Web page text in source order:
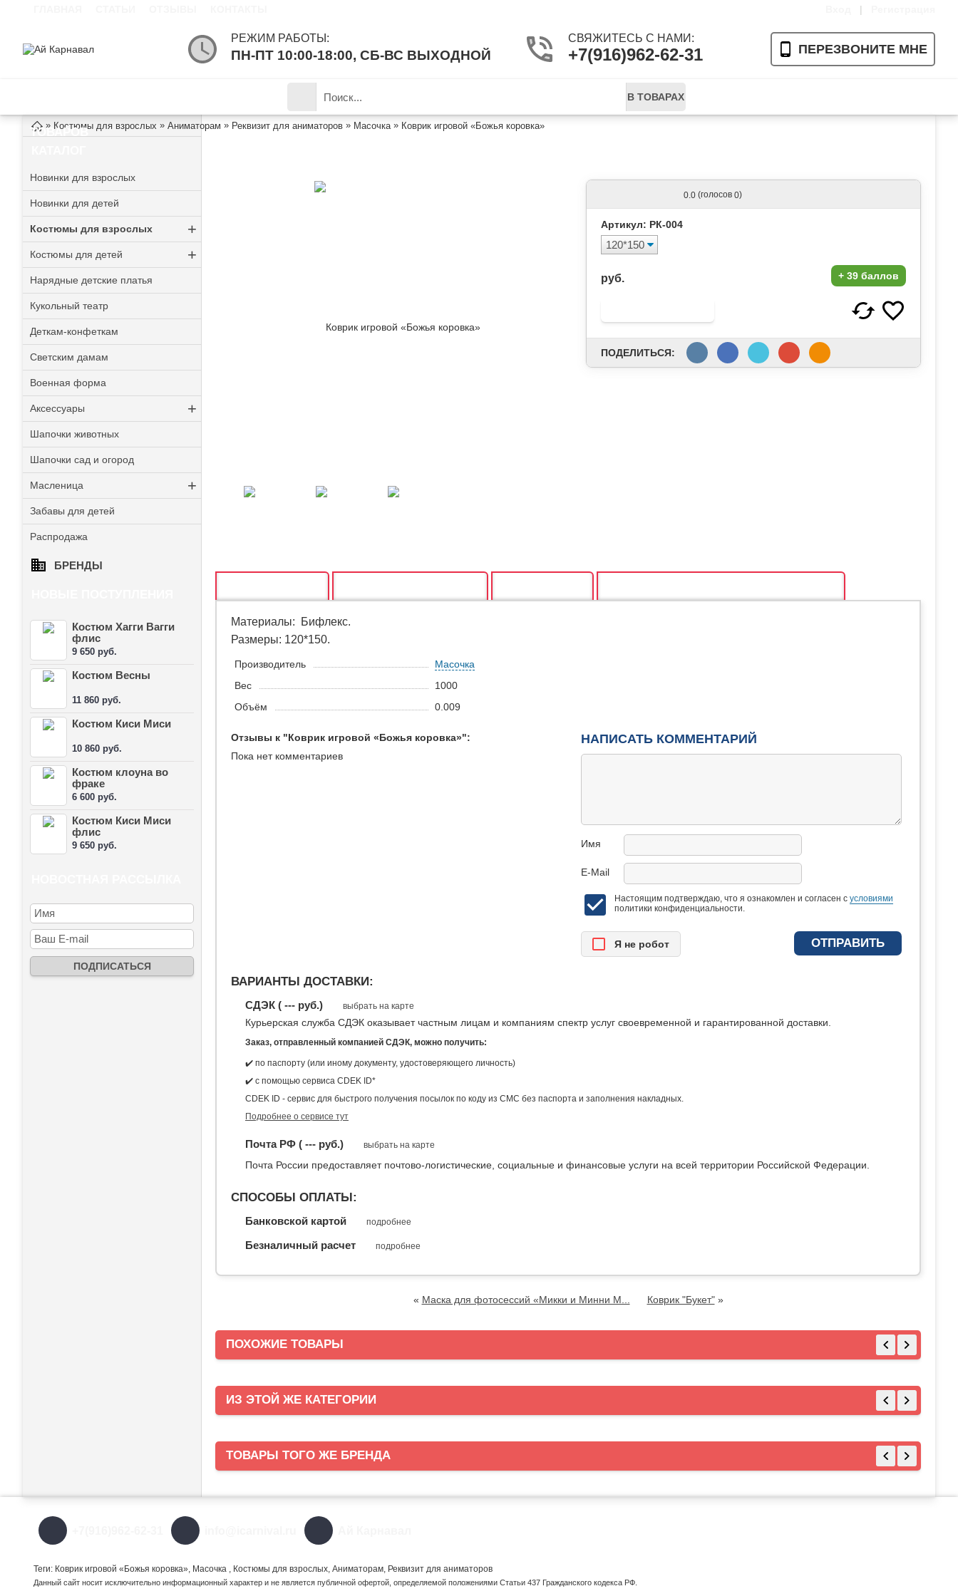
|
РЕЖИМ РАБОТЫ:
ПН-ПТ 10:00-18:00, СБ-ВС ВЫХОДНОЙ
СВЯЖИТЕСЬ С НАМИ:
+7(916)962-62-31 ПЕРЕЗВОНИТЕ МНЕ
ТОВАРОВ
В ТОВАРАХ
» Костюмы для взрослых » Аниматорам » Реквизит для аниматоров » Масочка » Коврик игровой «Божья коровка»
Новинки для взрослых
Новинки для детей
Костюмы для взрослых +
Костюмы для детей +
Нарядные детские платья
Кукольный театр
Деткам-конфеткам
Светским дамам
Военная форма
Аксессуары +
Шапочки животных
Шапочки сад и огород
Масленица +
Забавы для детей
Распродажа
БРЕНДЫ
Костюм Хагги Вагги
флис
9 650 руб.
Костюм Весны
11 860 руб.
Костюм Киси Миси
10 860 руб.
Костюм клоуна во
фраке
6 600 руб.
Костюм Киси Миси
флис
9 650 руб.
0.0 (голосов 0)
Артикул: РК-004
руб. + 39 баллов
ПОДЕЛИТЬСЯ:
Материалы:
Бифлекс.
Размеры: 120*150.
Производитель
Масочка
Вес
1000
Объём
0.009
Отзывы к "Коврик игровой «Божья коровка»":
Пока нет комментариев
НАПИСАТЬ КОММЕНТАРИЙ
Имя
E-Mail
Настоящим подтверждаю, что я ознакомлен и согласен с условиями
политики конфиденциальности.
Я нe рoбoт
ВАРИАНТЫ ДОСТАВКИ:
СДЭК ( --- руб.) выбрать на карте
Курьерская служба СДЭК оказывает частным лицам и компаниям спектр услуг своевременной и гарантированной доставки.
Заказ, отправленный компанией СДЭК, можно получить:
✔️ по паспорту (или иному документу, удостоверяющего личность)
✔️ с помощью сервиса CDEK ID*
CDEK ID - сервис для быстрого получения посылок по коду из СМС без паспорта и заполнения накладных.
Подробнее о сервисе тут
Почта РФ ( --- руб.) выбрать на карте
Почта России предоставляет почтово-логистические, социальные и финансовые услуги на всей территории Российской Федерации.
СПОСОБЫ ОПЛАТЫ:
Банковской картой подробнее
Безналичный расчет подробнее
« Маска для фотосессий «Микки и Минни М... Коврик "Букет"»
ПОХОЖИЕ ТОВАРЫ
ИЗ ЭТОЙ ЖЕ КАТЕГОРИИ
ТОВАРЫ ТОГО ЖЕ БРЕНДА
Теги: Коврик игровой «Божья коровка», Масочка , Костюмы для взрослых, Аниматорам, Реквизит для аниматоров
Данный сайт носит исключительно информационный характер и не является публичной офертой, определяемой положениями Статьи 437 Гражданского кодекса РФ.